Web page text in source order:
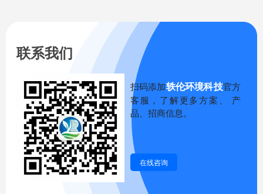
联系我们
扫码添加轶伦环境科技官方
客服，了解更多方案、 产
品、招商信息。
在线咨询